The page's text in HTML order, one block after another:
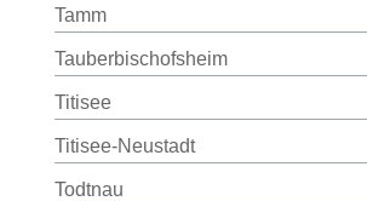
Tamm
Tauberbischofsheim
Titisee
Titisee-Neustadt
Todtnau